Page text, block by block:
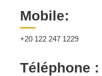
Mobile:
+20 122 247 1229
Téléphone :